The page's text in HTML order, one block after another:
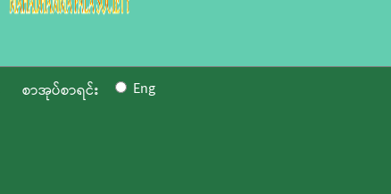
စာအုပ်စာရင်း Eng